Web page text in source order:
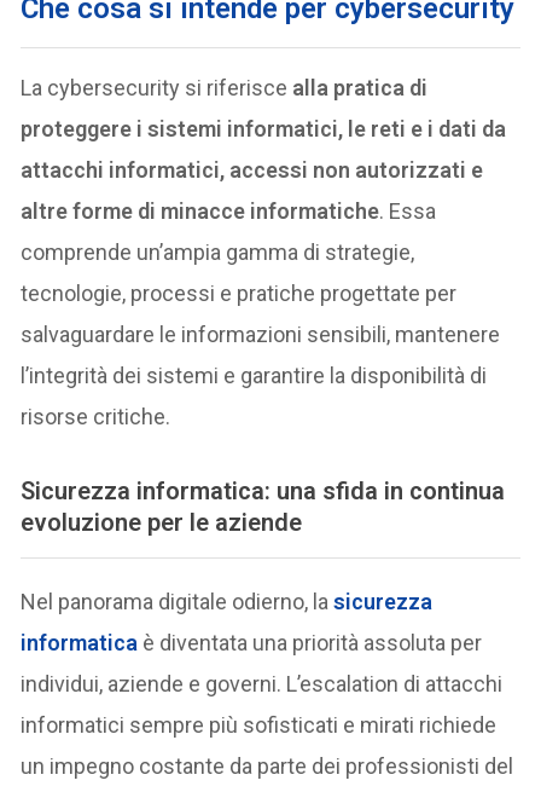
Che cosa si intende per cybersecurity
La cybersecurity si riferisce alla pratica di
proteggere i sistemi informatici, le reti e i dati da
attacchi informatici, accessi non autorizzati e
altre forme di minacce informatiche. Essa
comprende un’ampia gamma di strategie,
tecnologie, processi e pratiche progettate per
salvaguardare le informazioni sensibili, mantenere
l’integrità dei sistemi e garantire la disponibilità di
risorse critiche.
Sicurezza informatica: una sfida in continua
evoluzione per le aziende
Nel panorama digitale odierno, lasicurezza
informatica è diventata una priorità assoluta per
individui, aziende e governi. L’escalation di attacchi
informatici sempre più sofisticati e mirati richiede
un impegno costante da parte dei professionisti del